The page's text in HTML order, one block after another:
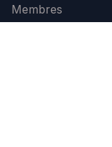
Membres
Photos